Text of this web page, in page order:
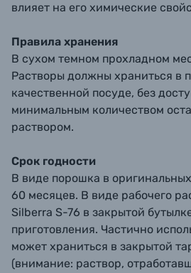
влияет на его химические
Правила хранения
В сухом темном прохладном
Растворы должны храниться в
качественной посуде, без
минимальным количеством
раствором.
Срок годности
В виде порошка в
60 месяцев. В виде рабочего
Silberra S-76 в закрытой
приготовления. Частично
может храниться в закрытой
(внимание: раствор,